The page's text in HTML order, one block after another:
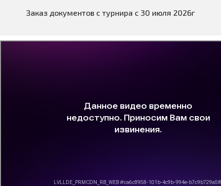
Заказ документов с турнира с 30 июля 2026г